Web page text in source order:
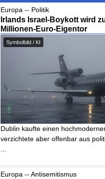
Europa -- Politik
Irlands Israel-Boykott wird
Millionen-Euro-Eigentor
Symbolbild / KI
Dublin kaufte einen
verzichtete aber offenbar aus
Europa -- Antisemitismus